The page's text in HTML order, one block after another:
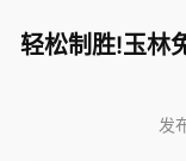
轻松制胜!玉林
发